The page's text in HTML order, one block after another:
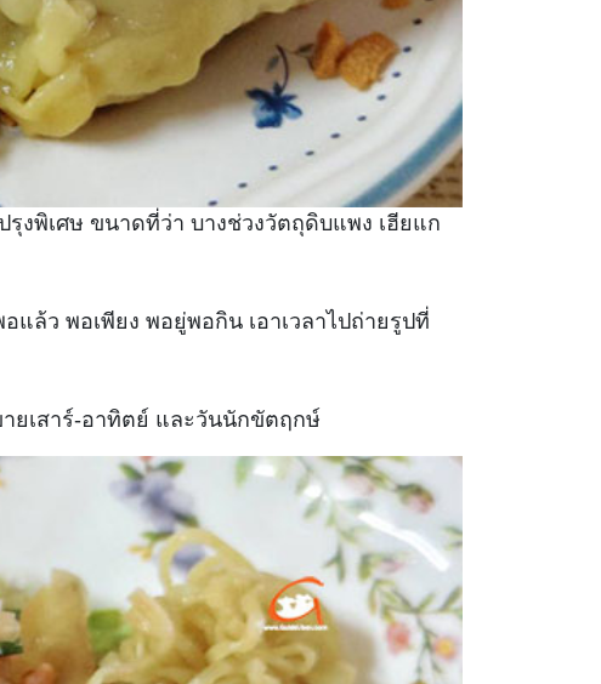
งพิเศษ ขนาดที่ว่า บางช่วงวัตถุดิบแพง เฮียแก
ล้ว พอเพียง พอยู่พอกิน เอาเวลาไปถ่ายรูปที่
ยเสาร์-อาทิตย์ และวันนักขัตฤกษ์